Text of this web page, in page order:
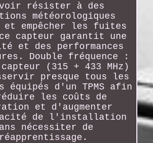
résister à des
météorologiques
et empêcher les fuites
capteur garantit une
et des performances
Double fréquence :
(315 + 433 MHz)
presque tous les
équipés d'un TPMS afin
les coûts de
et d'augmenter
de l'installation
nécessiter de
réapprentissage.